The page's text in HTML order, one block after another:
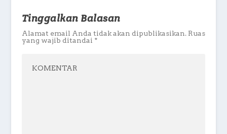
Tinggalkan Balasan
Alamat email Anda tidak akan dipublikasikan. Ruas
yang wajib ditandai *